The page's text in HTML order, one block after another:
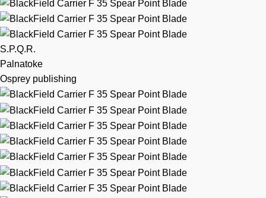
S.P.Q.R.
Palnatoke
Osprey publishing